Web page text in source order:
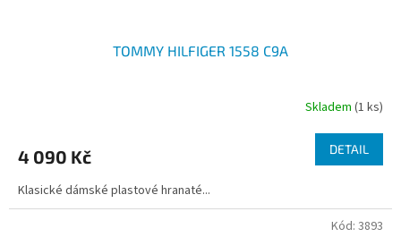
TOMMY HILFIGER 1558 C9A
Skladem (1 ks)
4 090 Kč DETAIL
Klasické dámské plastové hranaté...
Kód: 3893